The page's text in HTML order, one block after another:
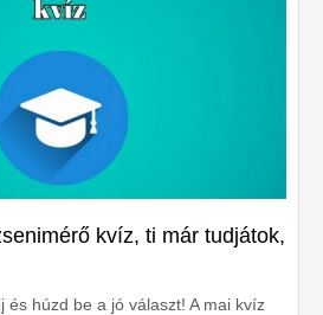
kvíz, ti már tudjátok,
és húzd be a jó választ! A mai kvíz